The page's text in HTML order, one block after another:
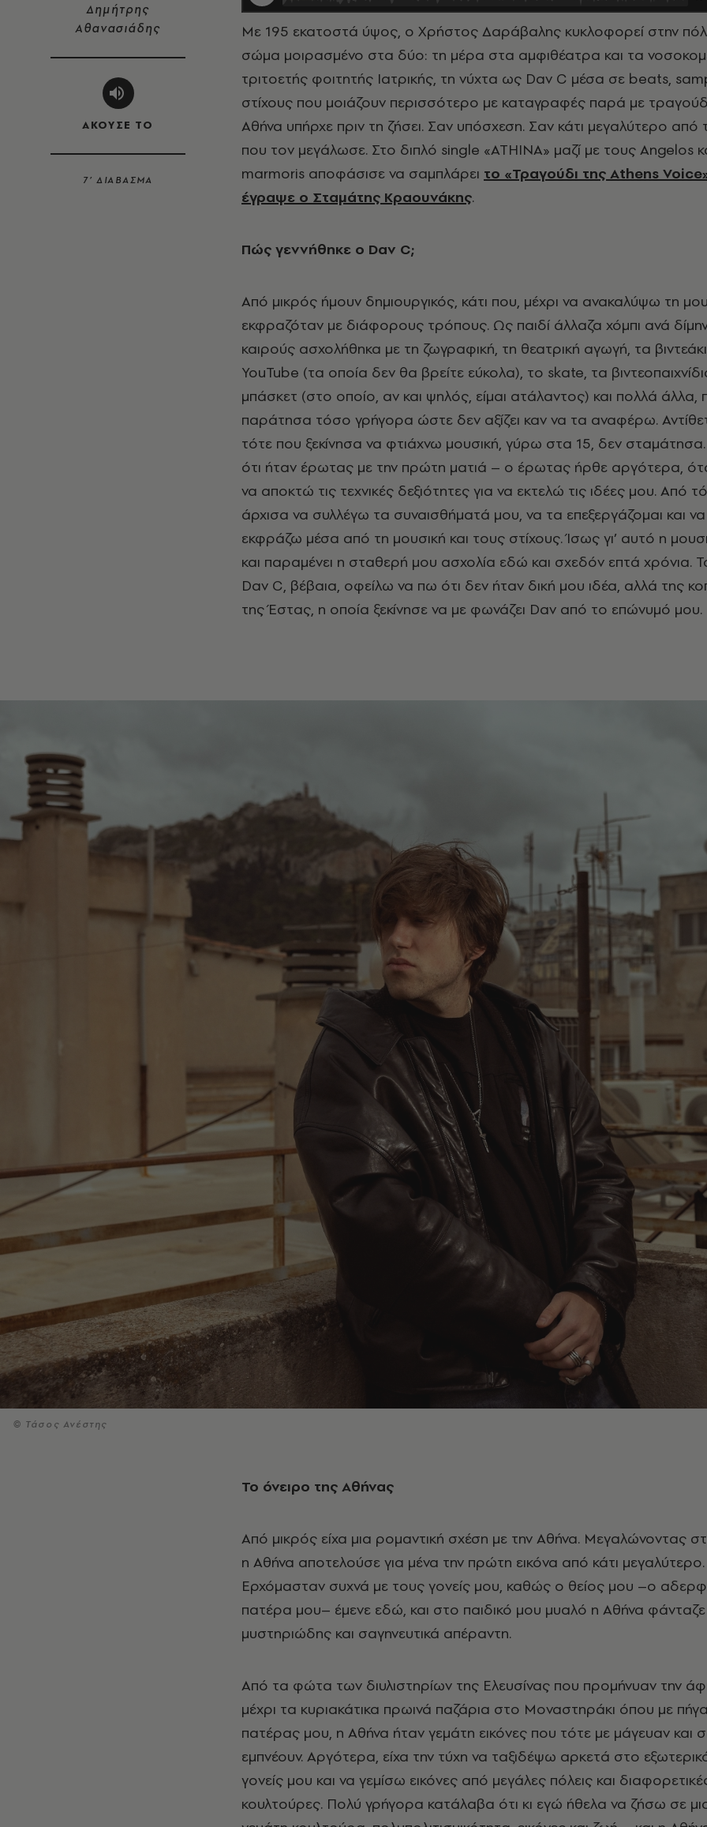
Δημήτρης
Αθανασιάδης
ΑΚΟΥΣΕ ΤΟ
7’ ΔΙΑΒΑΣΜΑ
Mε 195 εκατοστά ύψος, ο Χρήστος Δαράβαλης κυκλοφορεί στην πόλη με ένα
σώμα μοιρασμένο στα δύο: τη μέρα στα αμφιθέατρα και τα
τριτοετής φοιτητής Ιατρικής, τη νύχτα ως Dav C μέσα σε beats,
στίχους που μοιάζουν περισσότερο με καταγραφές παρά με
Αθήνα υπήρχε πριν τη ζήσει. Σαν υπόσχεση. Σαν κάτι μεγαλύτερο
που τον μεγάλωσε. Στο διπλό single «ΑΤΗΙΝΑ» μαζί με τους Angelos
marmoris αποφάσισε να σαμπλάρει το «Τραγούδι της Athens
έγραψε ο Σταμάτης Κραουνάκης.
Πώς γεννήθηκε ο Dav C;
Από μικρός ήμουν δημιουργικός, κάτι που, μέχρι να ανακαλύψω τη
εκφραζόταν με διάφορους τρόπους. Ως παιδί άλλαζα χόμπι ανά
καιρούς ασχολήθηκα με τη ζωγραφική, τη θεατρική αγωγή, τα
YouTube (τα οποία δεν θα βρείτε εύκολα), το skate, τα
μπάσκετ (στο οποίο, αν και ψηλός, είμαι ατάλαντος) και πολλά άλλα,
παράτησα τόσο γρήγορα ώστε δεν αξίζει καν να τα αναφέρω.
τότε που ξεκίνησα να φτιάχνω μουσική, γύρω στα 15, δεν
ότι ήταν έρωτας με την πρώτη ματιά – ο έρωτας ήρθε αργότερα,
να αποκτώ τις τεχνικές δεξιότητες για να εκτελώ τις ιδέες μου. Από
άρχισα να συλλέγω τα συναισθήματά μου, να τα επεξεργάζομαι και
εκφράζω μέσα από τη μουσική και τους στίχους. Ίσως γι’ αυτό η
και παραμένει η σταθερή μου ασχολία εδώ και σχεδόν επτά χρόνια.
Dav C, βέβαια, οφείλω να πω ότι δεν ήταν δική μου ιδέα, αλλά της
της Έστας, η οποία ξεκίνησε να με φωνάζει Dav από το επώνυμό μου.
© Τάσος Ανέστης
Το όνειρο της Αθήνας
Από μικρός είχα μια ρομαντική σχέση με την Αθήνα. Μεγαλώνοντας
η Αθήνα αποτελούσε για μένα την πρώτη εικόνα από κάτι μεγαλύτερο.
Ερχόμασταν συχνά με τους γονείς μου, καθώς ο θείος μου –ο
πατέρα μου– έμενε εδώ, και στο παιδικό μου μυαλό η Αθήνα φάνταζε
μυστηριώδης και σαγηνευτικά απέραντη.
Από τα φώτα των διυλιστηρίων της Ελευσίνας που προμήνυαν την
μέχρι τα κυριακάτικα πρωινά παζάρια στο Μοναστηράκι όπου με
πατέρας μου, η Αθήνα ήταν γεμάτη εικόνες που τότε με μάγευαν και
εμπνέουν. Αργότερα, είχα την τύχη να ταξιδέψω αρκετά στο
γονείς μου και να γεμίσω εικόνες από μεγάλες πόλεις και
κουλτούρες. Πολύ γρήγορα κατάλαβα ότι κι εγώ ήθελα να ζήσω σε